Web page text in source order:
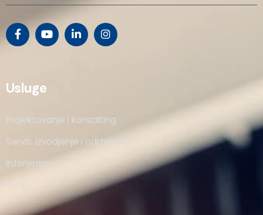
Usluge
Projektovanje i konsalting
Servis, izvodjenje i održavanje
Inženjering
Shop